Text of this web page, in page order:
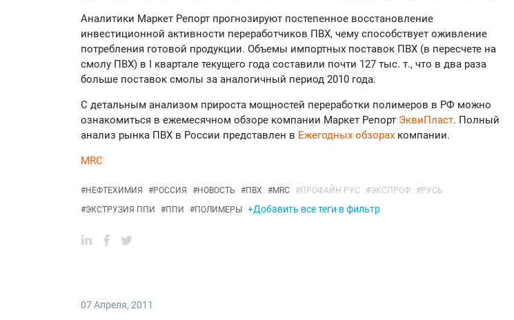
Аналитики Маркет Репорт прогнозируют постепенное восстановление
инвестиционной активности переработчиков ПВХ, чему способствует оживление
потребления готовой продукции. Объемы импортных поставок ПВХ (в пересчете на
смолу ПВХ) в I квартале текущего года составили почти 127 тыс. т., что в два раза
больше поставок смолы за аналогичный период 2010 года.
С детальным анализом прироста мощностей переработки полимеров в РФ можно
ознакомиться в ежемесячном обзоре компании Маркет Репорт ЭквиПласт. Полный
анализ рынка ПВХ в России представлен в Ежегодных обзорах компании.
MRC
#НЕФТЕХИМИЯ #РОССИЯ #НОВОСТЬ #ПВХ #MRC #ПРОФАЙН РУС #ЭКСПРОФ #РУСЬ
#ЭКСТРУЗИЯ ППИ #ППИ #ПОЛИМЕРЫ +Добавить все теги в фильтр
07 Апреля, 2011